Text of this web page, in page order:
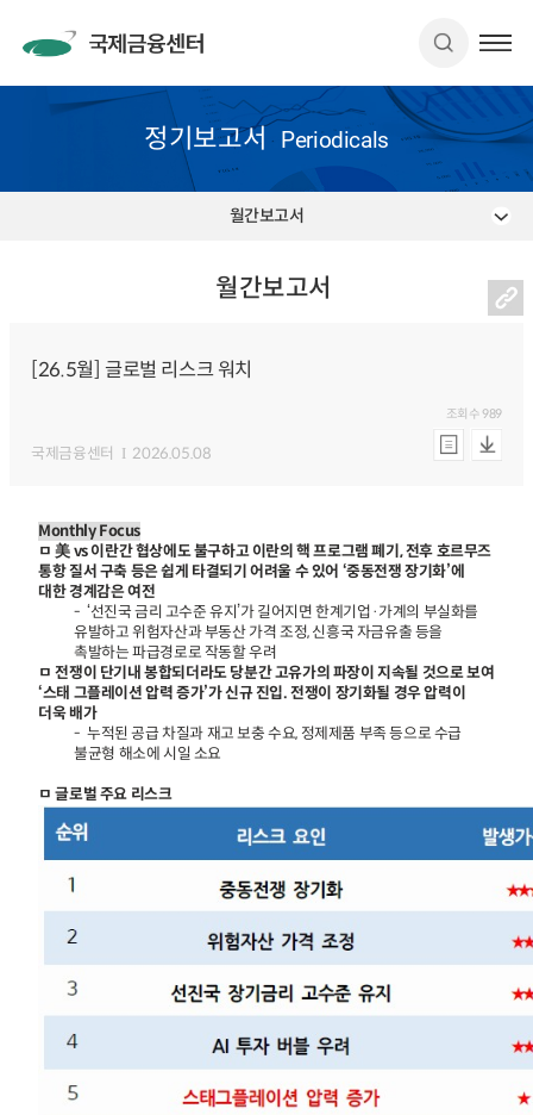
정기보고서 Periodicals
월간보고서
월간보고서
[26.5월] 글로벌 리스크 워치
국제금융센터 2026.05.08
조회수989
Monthly Focus
ㅁ 美 vs 이란간 협상에도 불구하고 이란의 핵 프로그램 폐기, 전후 호르무즈
통항 질서 구축 등은 쉽게 타결되기 어려울 수 있어 ‘중동전쟁 장기화’에
대한 경계감은 여전
- ‘선진국 금리 고수준 유지’가 길어지면 한계기업·가계의 부실화를
유발하고 위험자산과 부동산 가격 조정, 신흥국 자금유출 등을
촉발하는 파급경로로 작동할 우려
ㅁ 전쟁이 단기내 봉합되더라도 당분간 고유가의 파장이 지속될 것으로 보여
‘스태 그플레이션 압력 증가’가 신규 진입. 전쟁이 장기화될 경우 압력이
더욱 배가
- 누적된 공급 차질과 재고 보충 수요, 정제제품 부족 등으로 수급
불균형 해소에 시일 소요
ㅁ 글로벌 주요 리스크